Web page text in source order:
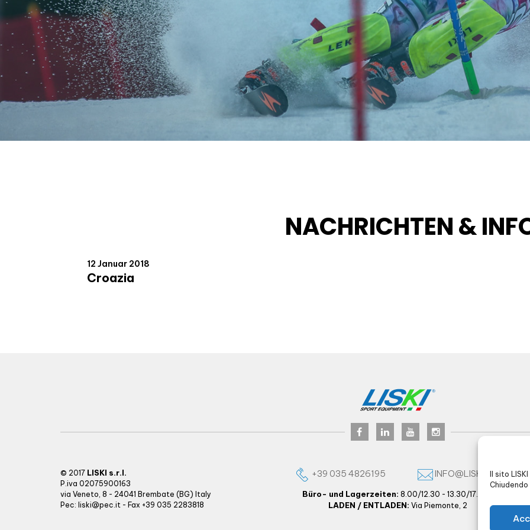
Il sito
NACHRICHTEN &
12 Januar 2018
Croazia
© 2017 LISKI s.r.l.
P.iva 02075900163
via Veneto, 8 - 24041 Brembate (BG) Italy
Pec: liski@pec.it - Fax +39 035 2283818
+39 035 4826195 INFO@LISKI.IT
Büro- und Lagerzeiten: 8.00/12.30 - 13.30/17.30 -
LADEN / ENTLADEN: Via Piemonte, 2